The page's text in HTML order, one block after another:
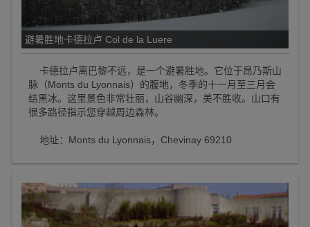
避暑胜地卡德拉卢 Col de la Luere
卡德拉卢离巴黎不远，是一个避暑胜地。它位于昂乃斯山
脉（Monts du Lyonnais）的腹地，冬季的十一月至三月会
结黑冰。这里景色非常壮丽，山谷幽深，美不胜收。山口有
很多路径指示您穿越周边森林。
地址：Monts du Lyonnais，Chevinay 69210